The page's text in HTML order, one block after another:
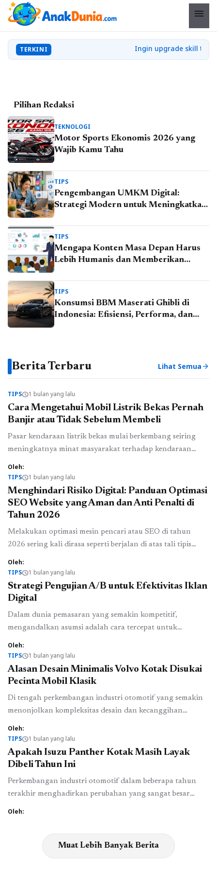
menu
TERKINI
Jadi Kunci Pecinta Sepak
Bola Mengikuti
Perkembangan Dunia
Pilihan Redaksi
TEKNOLOGI
Motor Sports Ekonomis 2026 yang
Wajib Kamu Tahu
TIPS
Pengembangan UMKM Digital:
Strategi Modern untuk Meningkatkan
TIPS
Mengapa Konten Masa Depan Harus
Lebih Humanis dan Memberikan
TIPS
Konsumsi BBM Maserati Ghibli di
Indonesia: Efisiensi, Performa, dan
Berita Terbaru Lihat Semua arrow_forward
TIPSschedule1 bulan yang lalu
Cara Mengetahui Mobil Listrik Bekas Pernah
Banjir atau Tidak Sebelum Membeli
Pasar kendaraan listrik bekas mulai berkembang seiring
meningkatnya minat masyarakat terhadap kendaraan
konsumen mulai mempertimbangkan kendaraan listrik
bekas karena menawarkan harga yang lebih kompetitif
dibanding unit baru tanpa harus mengorbankan
pengalaman penggunaan modern. Namun perkembangan
pemahaman yang lebih baik dalam melakukan ...
Selengkapnya
Oleh:
TIPSschedule1 bulan yang lalu
Menghindari Risiko Digital: Panduan Optimasi
SEO Website yang Aman dan Anti Penalti di
Tahun 2026
Melakukan optimasi mesin pencari atau SEO di tahun
2026 sering kali dirasa seperti berjalan di atas tali tipis
membuat situs web kita terlihat menarik dan mudah
ditemukan oleh calon pelanggan, namun di sisi lain, kita
harus sangat berhati-hati agar tidak melanggar aturan
Oleh:
TIPSschedule1 bulan yang lalu
Strategi Pengujian A/B untuk Efektivitas Iklan
Digital
Dalam dunia pemasaran yang semakin kompetitif,
mengandalkan asumsi adalah cara tercepat untuk
yakin bahwa judul atau gambar tertentu akan menarik
perhatian audiens, namun realitas di lapangan sering kali
berkata lain. Inilah mengapa pengujian A/B menjadi
digital 2026. Strategi ini bukan ...
Baca Selengkapnya
Oleh:
TIPSschedule1 bulan yang lalu
Alasan Desain Minimalis Volvo Kotak Disukai
Pecinta Mobil Klasik
Di tengah perkembangan industri otomotif yang semakin
menonjolkan kompleksitas desain dan kecanggihan
justru kembali memperoleh perhatian besar dari para
penggemarnya. Salah satu contoh yang paling menonjol
adalah Volvo klasik dengan desain kotaknya yang
menjadi favorit banyak pecinta mobil klasik karena
menawarkan pengalaman ...
Baca Selengkapnya
Oleh:
TIPSschedule1 bulan yang lalu
Apakah Isuzu Panther Kotak Masih Layak
Dibeli Tahun Ini
Perkembangan industri otomotif dalam beberapa tahun
terakhir menghadirkan perubahan yang sangat besar
modern membuat konsumen memiliki lebih banyak pilihan
dibanding sebelumnya. Namun di tengah perubahan
Oleh:
Muat Lebih Banyak Berita